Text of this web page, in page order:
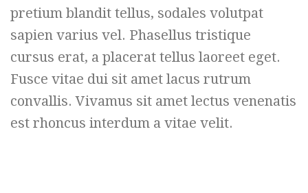
pretium blandit tellus, sodales volutpat
sapien varius vel. Phasellus tristique
cursus erat, a placerat tellus laoreet eget.
Fusce vitae dui sit amet lacus rutrum
convallis. Vivamus sit amet lectus venenatis
est rhoncus interdum a vitae velit.